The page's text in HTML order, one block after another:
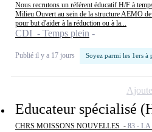
Nous recrutons un référent éducatif H/F à
Milieu Ouvert au sein de la structure AEMO
pour but d'aider à la réduction ou à la...
CDI - Temps plein
Publié il y a 17 jours Soyez parmi les 1ers à
Educateur spécialisé
CHRS MOISSONS NOUVELLES - 83 -